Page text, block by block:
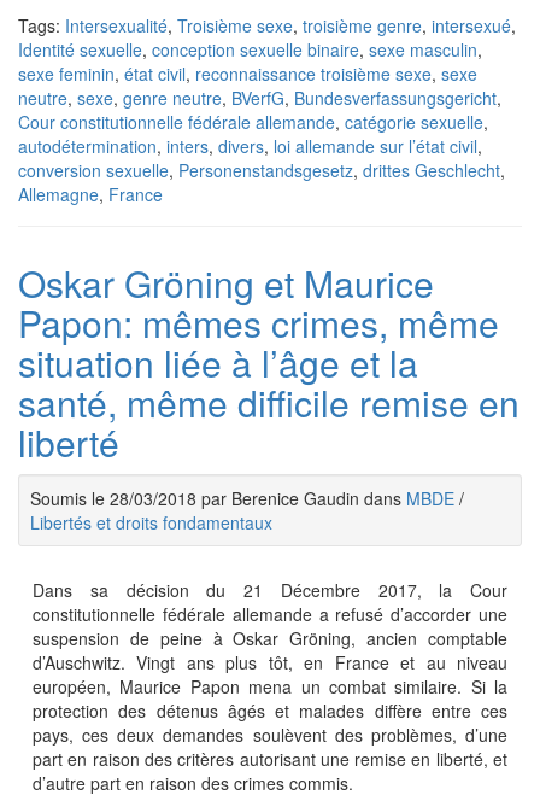
Tags: Intersexualité, Troisième sexe, troisième genre, intersexué,
Identité sexuelle, conception sexuelle binaire, sexe masculin,
sexe feminin, état civil, reconnaissance troisième sexe, sexe
neutre, sexe, genre neutre, BVerfG, Bundesverfassungsgericht,
Cour constitutionnelle fédérale allemande, catégorie sexuelle,
autodétermination, inters, divers, loi allemande sur l’état civil,
conversion sexuelle, Personenstandsgesetz, drittes Geschlecht,
Allemagne, France
Oskar Gröning et Maurice
Papon: mêmes crimes, même
situation liée à l’âge et la
santé, même difficile remise en
liberté
Soumis le 28/03/2018 par Berenice Gaudin dans MBDE /
Libertés et droits fondamentaux
Dans sa décision du 21 Décembre 2017, la Cour
constitutionnelle fédérale allemande a refusé d’accorder une
suspension de peine à Oskar Gröning, ancien comptable
d’Auschwitz. Vingt ans plus tôt, en France et au niveau
européen, Maurice Papon mena un combat similaire. Si la
protection des détenus âgés et malades diffère entre ces
pays, ces deux demandes soulèvent des problèmes, d’une
part en raison des critères autorisant une remise en liberté, et
d’autre part en raison des crimes commis.